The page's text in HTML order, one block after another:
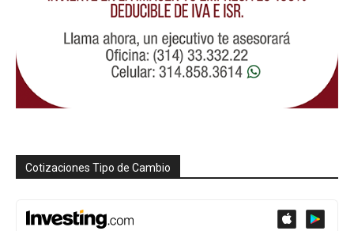
Cotizaciones Tipo de Cambio